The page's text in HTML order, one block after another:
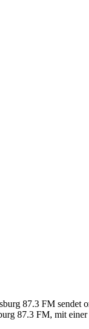
87.3 FM sendet
87.3 FM, mit